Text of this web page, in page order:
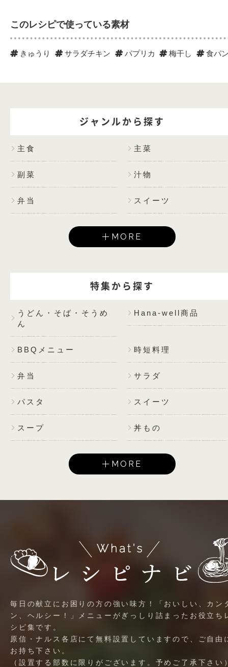
このレシピで使っている素材
きゅうり サラダチキン パプリカ 梅干し 食パ
ジャンルから探す
主食 主菜
副菜 汁物
弁当 スイーツ
MORE
特集から探す
うどん・そば・そうめ
ん
Hana-well商品
BBQメニュー 時短料理
弁当 サラダ
パスタ スイーツ
スープ 丼もの
MORE
毎日の献立にお困りの方の強い味方！「おいしい、カン
ン、ヘルシー！」メニューがぎっしり詰まったお役立ち
シピ集です。
原信・ナルス各店にて無料設置していますので、ご自由
お持ち下さい。
（設置する部数に限りがございます。予めご了承下さい